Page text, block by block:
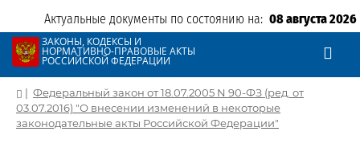
Актуальные документы по состоянию на: 08 августа 2026
ЗАКОНЫ, КОДЕКСЫ И
НОРМАТИВНО-ПРАВОВЫЕ АКТЫ
РОССИЙСКОЙ ФЕДЕРАЦИИ
| Федеральный закон от 18.07.2005 N 90-ФЗ (ред. от
03.07.2016) "О внесении изменений в некоторые
законодательные акты Российской Федерации"